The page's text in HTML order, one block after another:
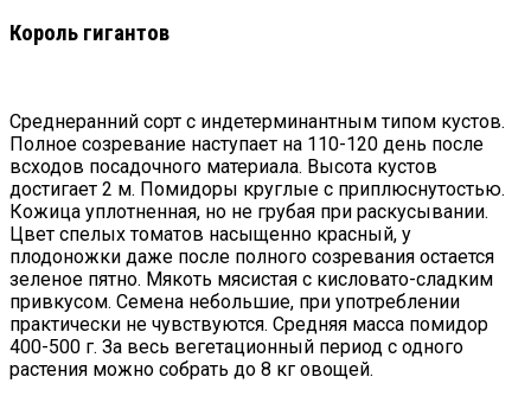
Король гигантов
Среднеранний сорт с индетерминантным типом кустов.
Полное созревание наступает на 110-120 день после
всходов посадочного материала. Высота кустов
достигает 2 м. Помидоры круглые с приплюснутостью.
Кожица уплотненная, но не грубая при раскусывании.
Цвет спелых томатов насыщенно красный, у
плодоножки даже после полного созревания остается
зеленое пятно. Мякоть мясистая с кисловато-сладким
привкусом. Семена небольшие, при употреблении
практически не чувствуются. Средняя масса помидор
400-500 г. За весь вегетационный период с одного
растения можно собрать до 8 кг овощей.